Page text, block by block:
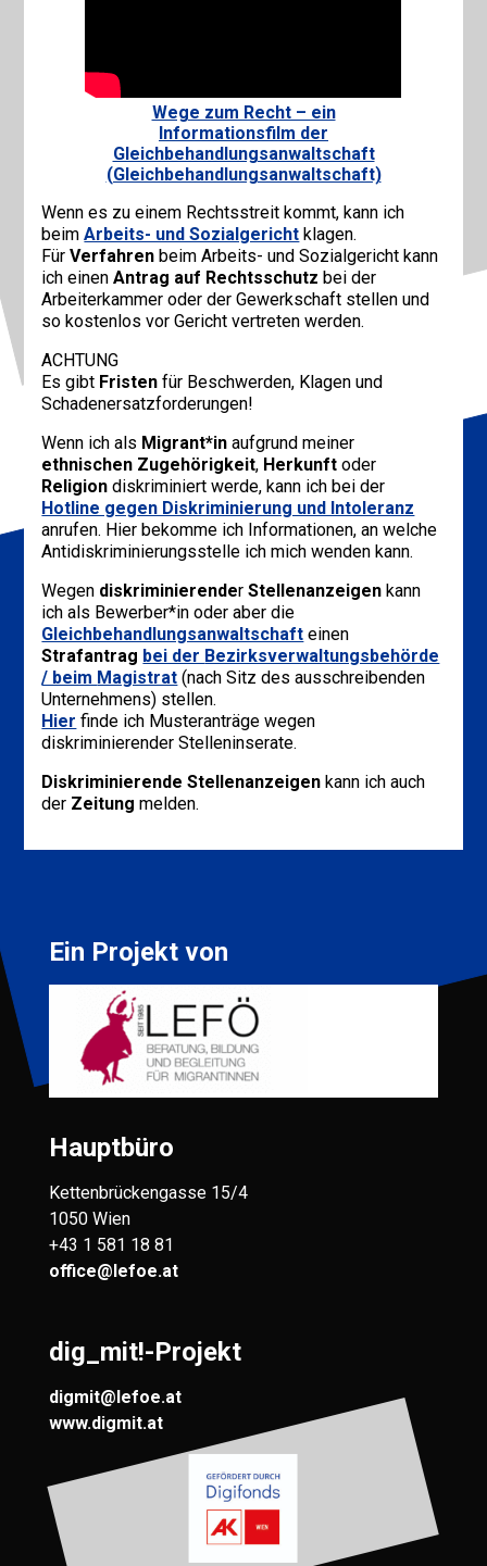
Wege zum Recht – ein
Informationsfilm der
Gleichbehandlungsanwaltschaft
(Gleichbehandlungsanwaltschaft)
Wenn es zu einem Rechtsstreit kommt, kann ich
beimArbeits- und Sozialgericht klagen.
FürVerfahren beim Arbeits- und Sozialgericht kann
ich einenAntrag auf Rechtsschutz bei der
Arbeiterkammer oder der Gewerkschaft stellen und
so kostenlos vor Gericht vertreten werden.
ACHTUNG
Es gibt Fristen für Beschwerden, Klagen und
Schadenersatzforderungen!
Wenn ich als Migrant*in aufgrund meiner
ethnischen Zugehörigkeit, Herkunft oder
Religion diskriminiert werde, kann ich bei der
Hotline gegen Diskriminierung und Intoleranz
anrufen. Hier bekomme ich Informationen, an welche
Antidiskriminierungsstelle ich mich wenden kann.
Wegen diskriminierenderStellenanzeigen kann
ich als Bewerber*in oder aber die
Gleichbehandlungsanwaltschaft einen
Strafantrag bei der Bezirksverwaltungsbehörde
/ beim Magistrat (nach Sitz des ausschreibenden
Unternehmens) stellen.
Hier finde ich Musteranträge wegen
diskriminierender Stelleninserate.
Diskriminierende Stellenanzeigen kann ich auch
der Zeitung melden.
Ein Projekt von
Hauptbüro
Kettenbrückengasse 15/4
1050 Wien
+43 1 581 18 81
office@lefoe.at
dig_mit!-Projekt
digmit@lefoe.at
www.digmit.at